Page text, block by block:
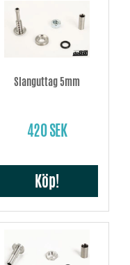
Slanguttag 5mm
420 SEK
Köp!